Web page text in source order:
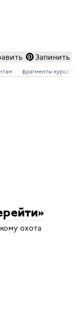
Запинить
фрагменты курса ПИ
охота